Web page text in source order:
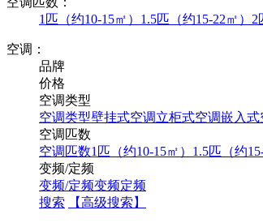
1匹（约10-15㎡） 1.5匹（约15-22㎡） 2
空调：
品牌
价格
空调类型
空调类型壁挂式空调立柜式空调嵌入式
空调匹数
空调匹数1匹（约10-15㎡） 1.5匹（约
变频/定频
变频/定频变频定频
搜索
【高级搜索】